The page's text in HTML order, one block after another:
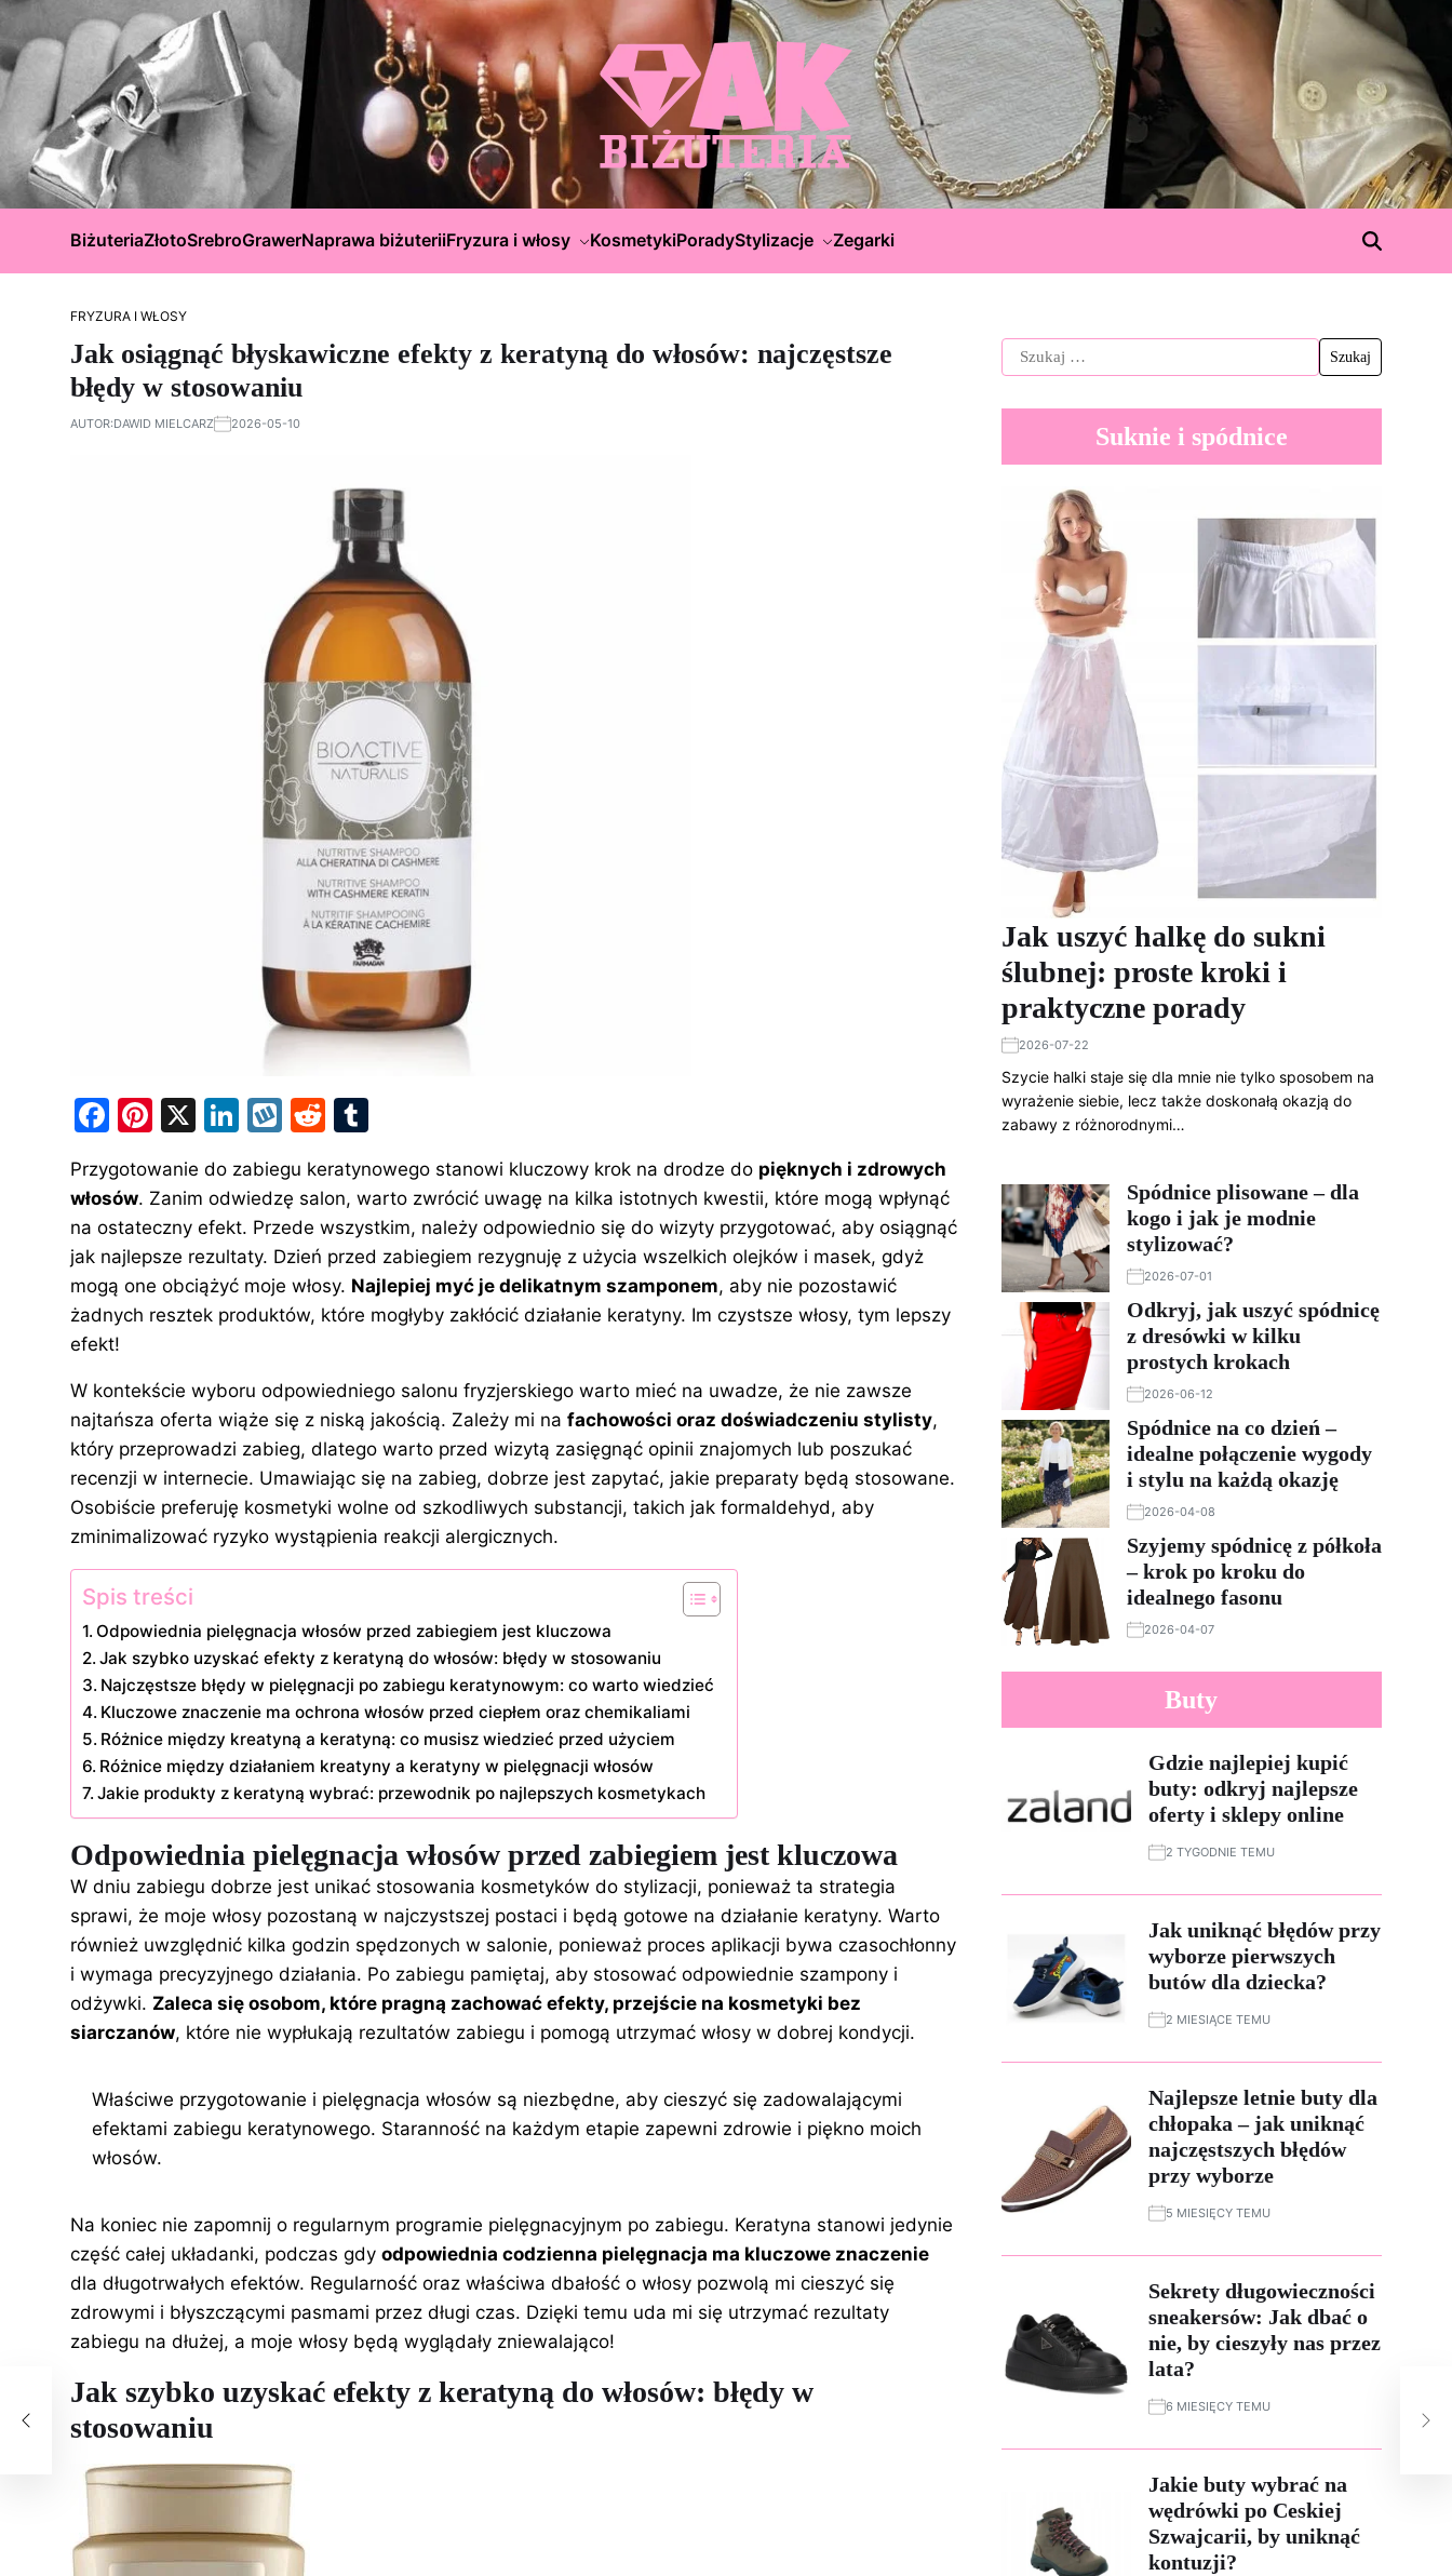
BiżuteriaZłotoSrebroGrawerNaprawa biżuteriiFryzura i włosy KosmetykiPoradyStylizacje Zegarki
FRYZURA I WŁOSY
Jak osiągnąć błyskawiczne efekty z keratyną do włosów: najczęstsze
błędy w stosowaniu
AUTOR:DAWID MIELCARZ 2026-05-10
F
c
e
b
o
o
k
Pi
er
e
st
X
Li
k
e
dI
n
W
k
o
p
R
d
di
t
m
bl
r
Przygotowanie do zabiegu keratynowego stanowi kluczowy krok na drodze do pięknych i zdrowych
włosów. Zanim odwiedzę salon, warto zwrócić uwagę na kilka istotnych kwestii, które mogą wpłynąć
na ostateczny efekt. Przede wszystkim, należy odpowiednio się do wizyty przygotować, aby osiągnąć
jak najlepsze rezultaty. Dzień przed zabiegiem rezygnuję z użycia wszelkich olejków i masek, gdyż
mogą one obciążyć moje włosy. Najlepiej myć je delikatnym szamponem, aby nie pozostawić
żadnych resztek produktów, które mogłyby zakłócić działanie keratyny. Im czystsze włosy, tym lepszy
efekt!
W kontekście wyboru odpowiedniego salonu fryzjerskiego warto mieć na uwadze, że nie zawsze
najtańsza oferta wiąże się z niską jakością. Zależy mi na fachowości oraz doświadczeniu stylisty,
który przeprowadzi zabieg, dlatego warto przed wizytą zasięgnąć opinii znajomych lub poszukać
recenzji w internecie. Umawiając się na zabieg, dobrze jest zapytać, jakie preparaty będą stosowane.
Osobiście preferuję kosmetyki wolne od szkodliwych substancji, takich jak formaldehyd, aby
zminimalizować ryzyko wystąpienia reakcji alergicznych.
Spis treści
Odpowiednia pielęgnacja włosów przed zabiegiem jest kluczowa
Jak szybko uzyskać efekty z keratyną do włosów: błędy w stosowaniu
Najczęstsze błędy w pielęgnacji po zabiegu keratynowym: co warto wiedzieć
Kluczowe znaczenie ma ochrona włosów przed ciepłem oraz chemikaliami
Różnice między kreatyną a keratyną: co musisz wiedzieć przed użyciem
Różnice między działaniem kreatyny a keratyny w pielęgnacji włosów
Jakie produkty z keratyną wybrać: przewodnik po najlepszych kosmetykach
Odpowiednia pielęgnacja włosów przed zabiegiem jest kluczowa
W dniu zabiegu dobrze jest unikać stosowania kosmetyków do stylizacji, ponieważ ta strategia
sprawi, że moje włosy pozostaną w najczystszej postaci i będą gotowe na działanie keratyny. Warto
również uwzględnić kilka godzin spędzonych w salonie, ponieważ proces aplikacji bywa czasochłonny
i wymaga precyzyjnego działania. Po zabiegu pamiętaj, aby stosować odpowiednie szampony i
odżywki. Zaleca się osobom, które pragną zachować efekty, przejście na kosmetyki bez
siarczanów, które nie wypłukają rezultatów zabiegu i pomogą utrzymać włosy w dobrej kondycji.
Właściwe przygotowanie i pielęgnacja włosów są niezbędne, aby cieszyć się zadowalającymi
efektami zabiegu keratynowego. Staranność na każdym etapie zapewni zdrowie i piękno moich
włosów.
Na koniec nie zapomnij o regularnym programie pielęgnacyjnym po zabiegu. Keratyna stanowi jedynie
część całej układanki, podczas gdy odpowiednia codzienna pielęgnacja ma kluczowe znaczenie
dla długotrwałych efektów. Regularność oraz właściwa dbałość o włosy pozwolą mi cieszyć się
zdrowymi i błyszczącymi pasmami przez długi czas. Dzięki temu uda mi się utrzymać rezultaty
zabiegu na dłużej, a moje włosy będą wyglądały zniewalająco!
Jak szybko uzyskać efekty z keratyną do włosów: błędy w
stosowaniu
Suknie i spódnice
Jak uszyć halkę do sukni
ślubnej: proste kroki i
praktyczne porady
2026-07-22
Szycie halki staje się dla mnie nie tylko sposobem na
wyrażenie siebie, lecz także doskonałą okazją do
zabawy z różnorodnymi…
Spódnice plisowane – dla
kogo i jak je modnie
stylizować?
2026-07-01
Odkryj, jak uszyć spódnicę
z dresówki w kilku
prostych krokach
2026-06-12
Spódnice na co dzień –
idealne połączenie wygody
i stylu na każdą okazję
2026-04-08
Szyjemy spódnicę z półkoła
– krok po kroku do
idealnego fasonu
2026-04-07
Buty
Gdzie najlepiej kupić
buty: odkryj najlepsze
oferty i sklepy online
2 TYGODNIE TEMU
Jak uniknąć błędów przy
wyborze pierwszych
butów dla dziecka?
2 MIESIĄCE TEMU
Najlepsze letnie buty dla
chłopaka – jak uniknąć
najczęstszych błędów
przy wyborze
5 MIESIĘCY TEMU
Sekrety długowieczności
sneakersów: Jak dbać o
nie, by cieszyły nas przez
lata?
6 MIESIĘCY TEMU
Jakie buty wybrać na
wędrówki po Ceskiej
Szwajcarii, by uniknąć
kontuzji?